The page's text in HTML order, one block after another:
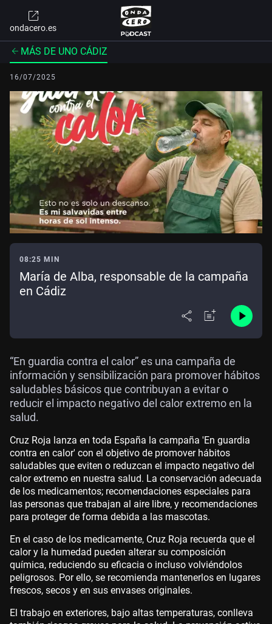
ondacero.es
MÁS DE UNO CÁDIZ
16/07/2025
08:25 MIN
María de Alba, responsable de la campaña
en Cádiz
“En guardia contra el calor” es una campaña de
información y sensibilización para promover hábitos
saludables básicos que contribuyan a evitar o
reducir el impacto negativo del calor extremo en la
salud.
Cruz Roja lanza en toda España la campaña 'En guardia
contra en calor' con el objetivo de promover hábitos
saludables que eviten o reduzcan el impacto negativo del
calor extremo en nuestra salud. La conservación adecuada
de los medicamentos; recomendaciones especiales para
las personas que trabajan al aire libre, y recomendaciones
para proteger de forma debida a las mascotas.
En el caso de los medicamente, Cruz Roja recuerda que el
calor y la humedad pueden alterar su composición
química, reduciendo su eficacia o incluso volviéndolos
peligrosos. Por ello, se recomienda mantenerlos en lugares
frescos, secos y en sus envases originales.
El trabajo en exteriores, bajo altas temperaturas, conlleva